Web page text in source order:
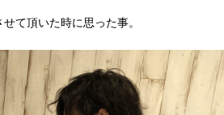
て頂いた時に思った事。